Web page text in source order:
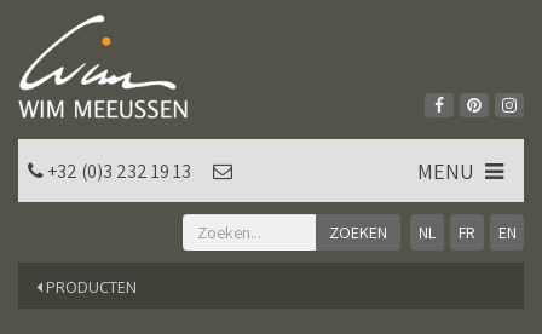
NL FR EN
+32 (0)3 232 19 13 MENU
PRODUCTEN